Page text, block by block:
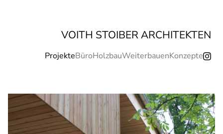
VOITH STOIBER ARCHITEKTEN
ProjekteBüroHolzbauWeiterbauenKonzepte